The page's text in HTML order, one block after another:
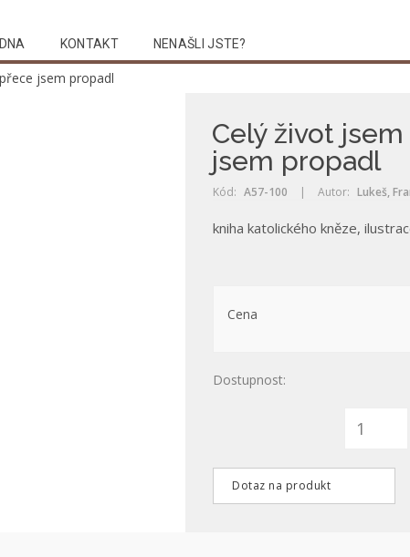
KONTAKT NENAŠLI JSTE?
jsem propadl
Celý život
jsem propadl
Kód: A57-100 | Autor: Lukeš,
kniha katolického kněze,
Cena
Dostupnost:
Dotaz na produkt